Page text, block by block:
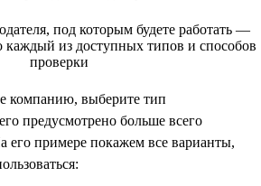
компанию, выберите тип
предусмотрено больше всего
его примере покажем все варианты,